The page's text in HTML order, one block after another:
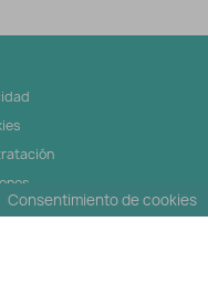
Consentimiento de cookies